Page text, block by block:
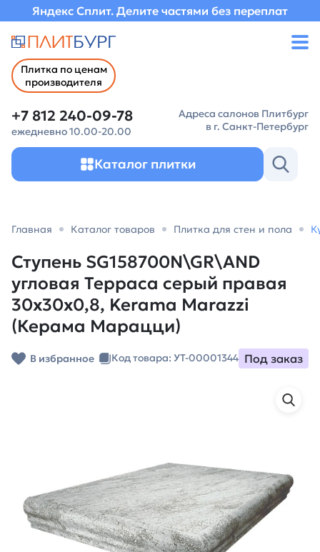
Яндекс Сплит. Делите частями без переплат
Плитка по ценам
производителя
+7 812 240-09-78
ежедневно 10.00-20.00
Адреса салонов Плитбург
в г. Санкт-Петербург
Каталог плитки
Главная Каталог товаров Плитка для стен и пола
Ступень SG158700N\GR\AND
угловая Терраса серый правая
30x30x0,8, Kerama Marazzi
(Керама Марацци)
В избранное Код товара: УТ-00001344 Под заказ